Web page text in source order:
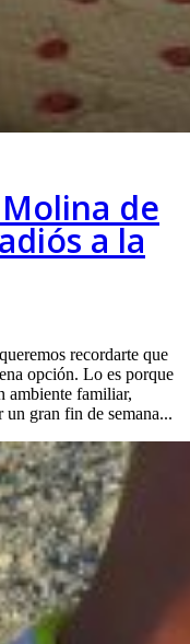
de
a la
recordarte que
opción. Lo es porque
ambiente familiar,
gran fin de semana...